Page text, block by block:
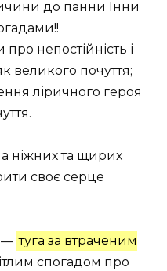
до панни Інни
непостійність і
великого почуття;
ліричного героя
ніжних та щирих
своє серце
— туга за втраченим
спогадом про